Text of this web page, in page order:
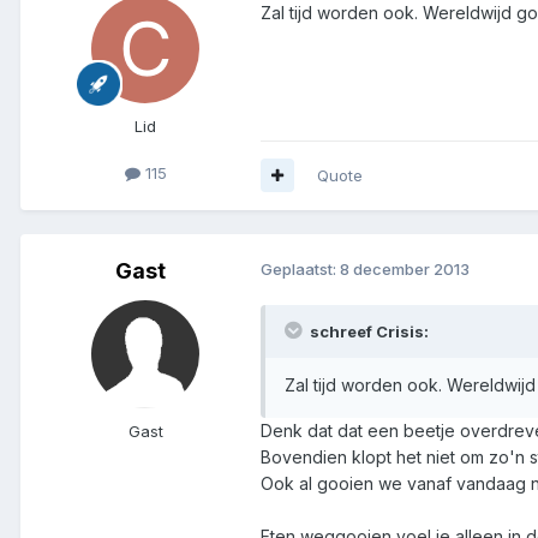
Lid
115
Zal tijd worden ook. Wereldwijd
Quote
Gast
Gast
Geplaatst: 8 december 2013
schreef Crisis:
Zal tijd worden ook.
Denk dat dat een beetje
Bovendien klopt het niet om zo'n
Ook al gooien we vanaf vandaag